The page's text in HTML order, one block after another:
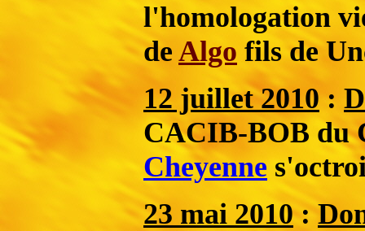
l'homologation
de Algo fils de
12 juillet 2010:
CACIB-BOB du
Cheyenne
23 mai 2010: